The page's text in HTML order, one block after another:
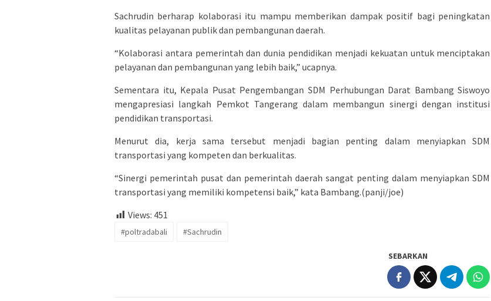
Sachrudin berharap kolaborasi itu mampu memberikan dampak positif bagi peningkatan
kualitas pelayanan publik dan pembangunan daerah.
“Kolaborasi antara pemerintah dan dunia pendidikan menjadi kekuatan untuk menciptakan
pelayanan dan pembangunan yang lebih baik,” ucapnya.
Sementara itu, Kepala Pusat Pengembangan SDM Perhubungan Darat Bambang Siswoyo
mengapresiasi langkah Pemkot Tangerang dalam membangun sinergi dengan institusi
pendidikan transportasi.
Menurut dia, kerja sama tersebut menjadi bagian penting dalam menyiapkan SDM
transportasi yang kompeten dan berkualitas.
“Sinergi pemerintah pusat dan pemerintah daerah sangat penting dalam menyiapkan SDM
transportasi yang memiliki kompetensi baik,” kata Bambang.(panji/joe)
Views: 451
#poltradabali #Sachrudin
SEBARKAN